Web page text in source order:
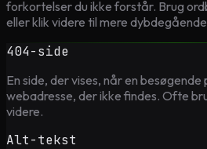
forkortelser du ikke forstår. Brug
eller klik videre til mere
404-side
En side, der vises, når en
webadresse, der ikke findes. Ofte
videre.
Alt-tekst